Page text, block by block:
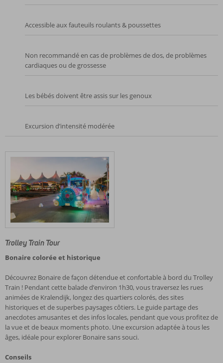
Accessible aux fauteuils roulants & poussettes
Non recommandé en cas de problèmes de dos, de problèmes
cardiaques ou de grossesse
Les bébés doivent être assis sur les genoux
Excursion d’intensité modérée
Trolley Train Tour
Bonaire colorée et historique
Découvrez Bonaire de façon détendue et confortable à bord du Trolley
Train ! Pendant cette balade d’environ 1h30, vous traversez les rues
animées de Kralendijk, longez des quartiers colorés, des sites
historiques et de superbes paysages côtiers. Le guide partage des
anecdotes amusantes et des infos locales, pendant que vous profitez de
la vue et de beaux moments photo. Une excursion adaptée à tous les
âges, idéale pour explorer Bonaire sans souci.
Conseils